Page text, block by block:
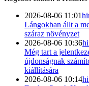
2026-08-06 11:01
Lángokban állt a
száraz növényzet
2026-08-06 10:36
Még tart a
újdonságnak
kiállítására
2026-08-06 10:14